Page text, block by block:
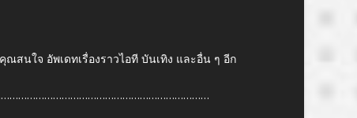
ณสนใจ อัพเดทเรื่องราวไอที บันเทิง และอื่น ๆ อีก